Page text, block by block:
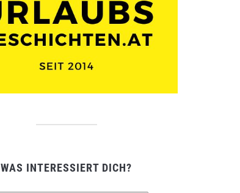
WAS INTERESSIERT DICH?